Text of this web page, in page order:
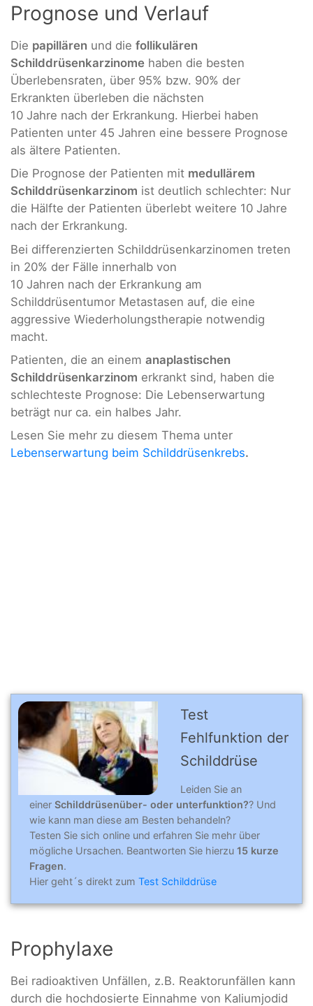
Prognose und Verlauf
Die papillären und die follikulären
Schilddrüsenkarzinome haben die besten
Überlebensraten, über 95% bzw. 90% der
Erkrankten überleben die nächsten
10 Jahre nach der Erkrankung. Hierbei haben
Patienten unter 45 Jahren eine bessere Prognose
als ältere Patienten.
Die Prognose der Patienten mit medullärem
Schilddrüsenkarzinom ist deutlich schlechter: Nur
die Hälfte der Patienten überlebt weitere 10 Jahre
nach der Erkrankung.
Bei differenzierten Schilddrüsenkarzinomen treten
in 20% der Fälle innerhalb von
10 Jahren nach der Erkrankung am
Schilddrüsentumor Metastasen auf, die eine
aggressive Wiederholungstherapie notwendig
macht.
Patienten, die an einem anaplastischen
Schilddrüsenkarzinom erkrankt sind, haben die
schlechteste Prognose: Die Lebenserwartung
beträgt nur ca. ein halbes Jahr.
Lesen Sie mehr zu diesem Thema unter
Lebenserwartung beim Schilddrüsenkrebs.
Test
Fehlfunktion der
Schilddrüse
Leiden Sie an
einer Schilddrüsenüber- oder unterfunktion?? Und
wie kann man diese am Besten behandeln?
Testen Sie sich online und erfahren Sie mehr über
mögliche Ursachen. Beantworten Sie hierzu 15 kurze
Fragen.
Hier geht´s direkt zum Test Schilddrüse
Prophylaxe
Bei radioaktiven Unfällen, z.B. Reaktorunfällen kann
durch die hochdosierte Einnahme von Kaliumjodid